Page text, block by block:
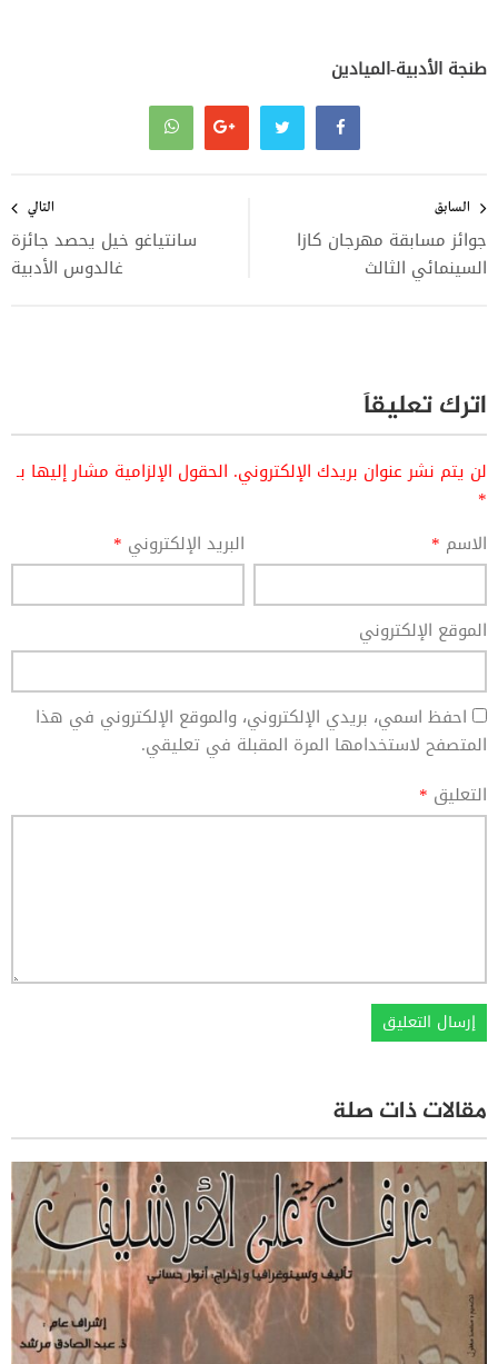
طنجة الأدبية-الميادين
المقالات
السابق
جوائز مسابقة مهرجان كازا
السينمائي الثالث
التالي
سانتياغو خيل يحصد جائزة
غالدوس الأدبية
اترك تعليقاً
لن يتم نشر عنوان بريدك الإلكتروني. الحقول الإلزامية مشار إليها بـ
*
الاسم * البريد الإلكتروني *
الموقع الإلكتروني
احفظ اسمي، بريدي الإلكتروني، والموقع الإلكتروني في هذا
المتصفح لاستخدامها المرة المقبلة في تعليقي.
التعليق *
مقالات ذات صلة